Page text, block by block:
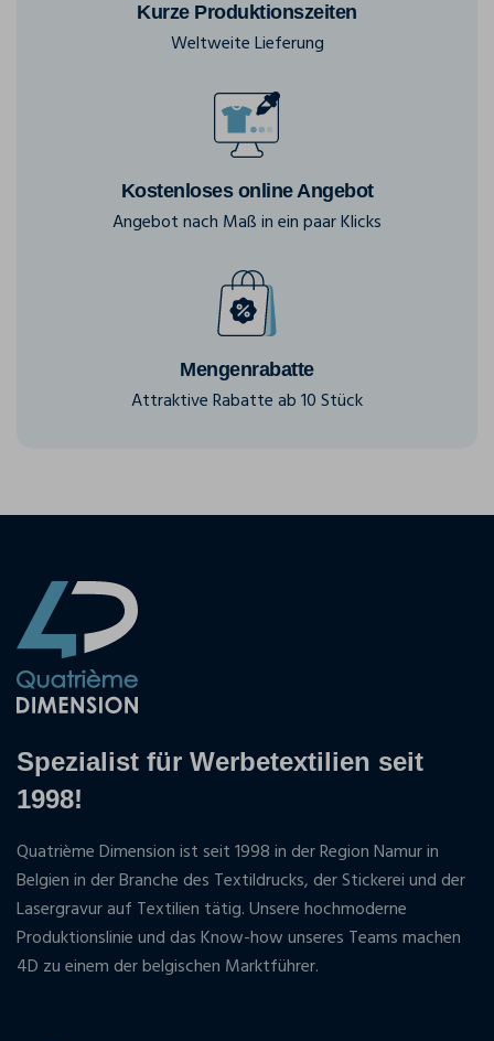
Kurze Produktionszeiten
Weltweite Lieferung
Kostenloses online Angebot
Angebot nach Maß in ein paar Klicks
Mengenrabatte
Attraktive Rabatte ab 10 Stück
Spezialist für Werbetextilien seit
1998!
Quatrième Dimension ist seit 1998 in der Region Namur in
Belgien in der Branche des Textildrucks, der Stickerei und der
Lasergravur auf Textilien tätig. Unsere hochmoderne
Produktionslinie und das Know-how unseres Teams machen
4D zu einem der belgischen Marktführer.